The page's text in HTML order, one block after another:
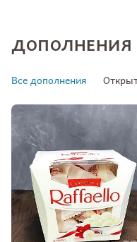
ДОПОЛНЕНИЯ
Все дополнения